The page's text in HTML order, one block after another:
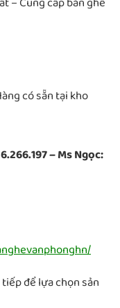
có sẵn tại kho
– Ms Ngọc:
để lựa chọn sản